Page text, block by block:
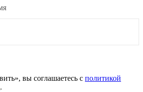
вы соглашаетесь c политикой
.